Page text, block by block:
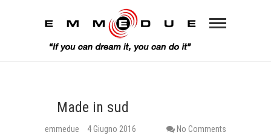
Made in sud
emmedue 4 Giugno 2016 No Comments